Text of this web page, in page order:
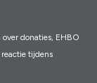
donaties, EHBO
tijdens